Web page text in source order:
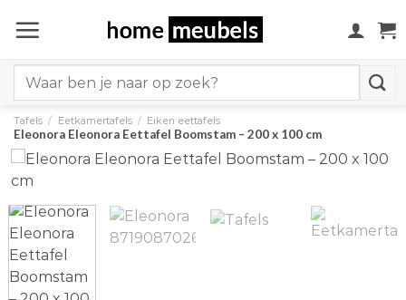
naar
for:
Tafels / Eetkamertafels / Eiken eettafels
Eleonora Eleonora Eettafel Boomstam – 200 x 100 cm